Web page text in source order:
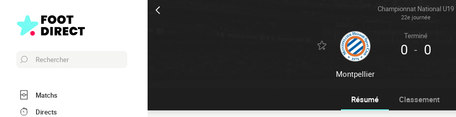
Championnat National U19
22e journée
Montpellier
Terminé
0 - 0
Rechercher
Matchs
Directs
Résumé Classement